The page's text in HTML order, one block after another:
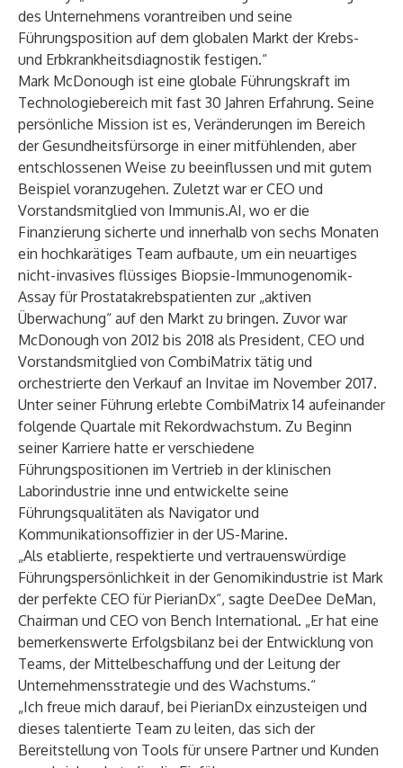
des Unternehmens vorantreiben und seine
Führungsposition auf dem globalen Markt der Krebs-
und Erbkrankheitsdiagnostik festigen.“
Mark McDonough ist eine globale Führungskraft im
Technologiebereich mit fast 30 Jahren Erfahrung. Seine
persönliche Mission ist es, Veränderungen im Bereich
der Gesundheitsfürsorge in einer mitfühlenden, aber
entschlossenen Weise zu beeinflussen und mit gutem
Beispiel voranzugehen. Zuletzt war er CEO und
Vorstandsmitglied von Immunis.AI, wo er die
Finanzierung sicherte und innerhalb von sechs Monaten
ein hochkarätiges Team aufbaute, um ein neuartiges
nicht-invasives flüssiges Biopsie-Immunogenomik-
Assay für Prostatakrebspatienten zur „aktiven
Überwachung“ auf den Markt zu bringen. Zuvor war
McDonough von 2012 bis 2018 als President, CEO und
Vorstandsmitglied von CombiMatrix tätig und
orchestrierte den Verkauf an Invitae im November 2017.
Unter seiner Führung erlebte CombiMatrix 14 aufeinander
folgende Quartale mit Rekordwachstum. Zu Beginn
seiner Karriere hatte er verschiedene
Führungspositionen im Vertrieb in der klinischen
Laborindustrie inne und entwickelte seine
Führungsqualitäten als Navigator und
Kommunikationsoffizier in der US-Marine.
„Als etablierte, respektierte und vertrauenswürdige
Führungspersönlichkeit in der Genomikindustrie ist Mark
der perfekte CEO für PierianDx“, sagte DeeDee DeMan,
Chairman und CEO von Bench International. „Er hat eine
bemerkenswerte Erfolgsbilanz bei der Entwicklung von
Teams, der Mittelbeschaffung und der Leitung der
Unternehmensstrategie und des Wachstums.“
„Ich freue mich darauf, bei PierianDx einzusteigen und
dieses talentierte Team zu leiten, das sich der
Bereitstellung von Tools für unsere Partner und Kunden